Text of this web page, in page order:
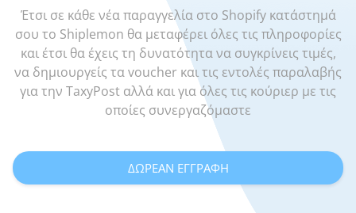
Έτσι σε κάθε νέα παραγγελία στο Shopify κατάστημά
σου το Shiplemon θα μεταφέρει όλες τις πληροφορίες
και έτσι θα έχεις τη δυνατότητα να συγκρίνεις τιμές,
να δημιουργείς τα voucher και τις εντολές παραλαβής
για την TaxyPost αλλά και για όλες τις κούριερ με τις
οποίες συνεργαζόμαστε
ΔΩΡΕΑΝ ΕΓΓΡΑΦΗ